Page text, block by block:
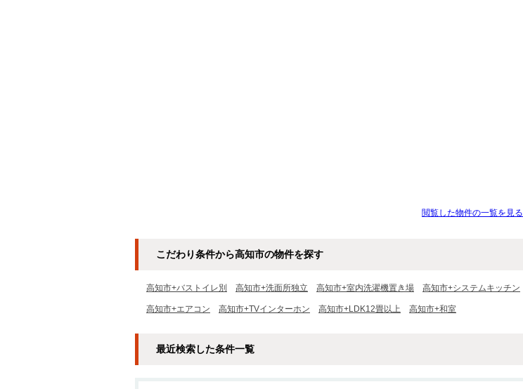
閲覧した物件の一覧を見る
こだわり条件から高知市の物件を探す
高知市+バストイレ別 高知市+洗面所独立 高知市+室内洗濯機置き場 高知市+システムキッチン
高知市+エアコン 高知市+TVインターホン 高知市+LDK12畳以上 高知市+和室
最近検索した条件一覧